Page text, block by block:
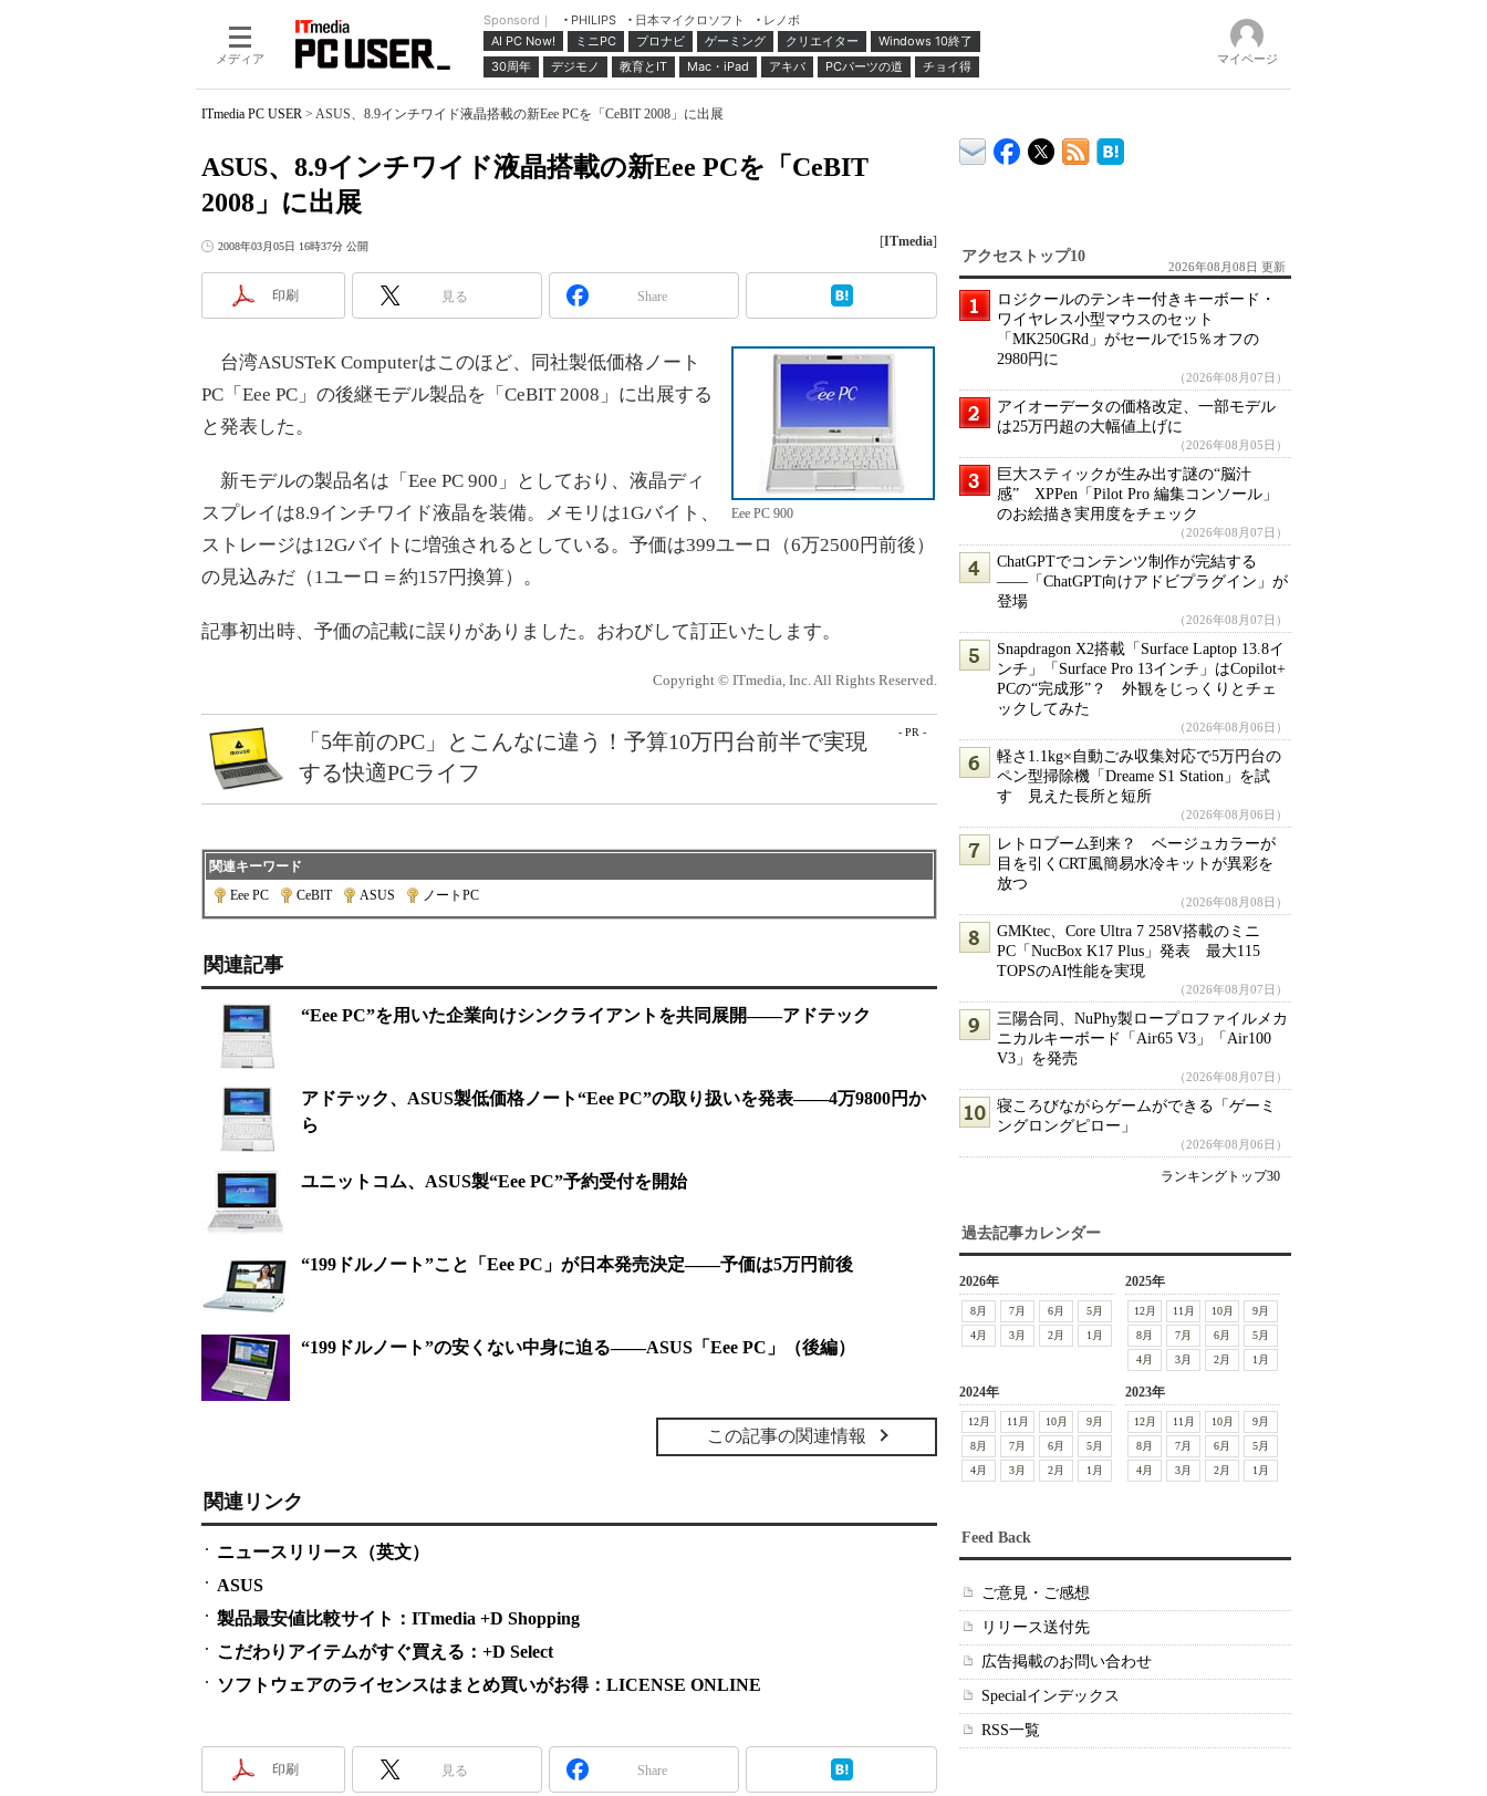
メディア
Sponsord｜ PHILIPS 日本マイクロソフト
レノボ
AI PC Now!
ミニPC プロナビ ゲーミング クリエイター
Windows 10終了
30周年
デジモノ 教育とIT Mac・iPad アキバ PCパーツの道 チョイ得 マイページ
ITmedia PC USER > ASUS、8.9インチワイド液晶搭載の新Eee PCを「CeBIT 2008」に出展
ASUS、8.9インチワイド液晶搭載の新Eee PCを「CeBIT
2008」に出展
2008年03月05日 16時37分 公開 [ITmedia]
印刷 見る Share
Eee PC 900
台湾ASUSTeK Computerはこのほど、同社製低価格ノート
PC「Eee PC」の後継モデル製品を「CeBIT 2008」に出展する
と発表した。
新モデルの製品名は「Eee PC 900」としており、液晶ディ
スプレイは8.9インチワイド液晶を装備。メモリは1Gバイト、
ストレージは12Gバイトに増強されるとしている。予価は399ユーロ（6万2500円前後）
の見込みだ（1ユーロ＝約157円換算）。
記事初出時、予価の記載に誤りがありました。おわびして訂正いたします。
Copyright © ITmedia, Inc. All Rights Reserved.
- PR -
「5年前のPC」とこんなに違う！予算10万円台前半で実現
する快適PCライフ
関連キーワード
Eee PC
CeBIT| ASUS ノートPC
関連記事
“Eee PC”を用いた企業向けシンクライアントを共同展開――アドテック
アドテック、ASUS製低価格ノート“Eee PC”の取り扱いを発表――4万9800円か
ら
ユニットコム、ASUS製“Eee PC”予約受付を開始
“199ドルノート”こと「Eee PC」が日本発売決定――予価は5万円前後
“199ドルノート”の安くない中身に迫る――ASUS「Eee PC」（後編）
この記事の関連情報
関連リンク
ニュースリリース（英文）
ASUS
製品最安値比較サイト：ITmedia +D Shopping
こだわりアイテムがすぐ買える：+D Select
ソフトウェアのライセンスはまとめ買いがお得：LICENSE ONLINE
印刷 見る Share
アクセストップ10
2026年08月08日 更新
ロジクールのテンキー付きキーボード・
ワイヤレス小型マウスのセット
「MK250GRd」がセールで15％オフの
2980円に
（2026年08月07日）
アイオーデータの価格改定、一部モデル
は25万円超の大幅値上げに
（2026年08月05日）
巨大スティックが生み出す謎の“脳汁
感” XPPen「Pilot Pro 編集コンソール」
のお絵描き実用度をチェック
（2026年08月07日）
ChatGPTでコンテンツ制作が完結する
――「ChatGPT向けアドビプラグイン」が
登場
（2026年08月07日）
Snapdragon X2搭載「Surface Laptop 13.8イ
ンチ」「Surface Pro 13インチ」はCopilot+
PCの“完成形”？ 外観をじっくりとチェ
ックしてみた
（2026年08月06日）
軽さ1.1kg×自動ごみ収集対応で5万円台の
ペン型掃除機「Dreame S1 Station」を試
す 見えた長所と短所
（2026年08月06日）
レトロブーム到来？ ベージュカラーが
目を引くCRT風簡易水冷キットが異彩を
放つ
（2026年08月08日）
GMKtec、Core Ultra 7 258V搭載のミニ
PC「NucBox K17 Plus」発表 最大115
TOPSのAI性能を実現
（2026年08月07日）
三陽合同、NuPhy製ロープロファイルメカ
ニカルキーボード「Air65 V3」「Air100
V3」を発売
（2026年08月07日）
寝ころびながらゲームができる「ゲーミ
ングロングピロー」
（2026年08月06日）
ランキングトップ30
過去記事カレンダー
2026年
8月 7月 6月
5月
4月
3月 2月 1月
2025年
12月 11月 10月
9月
8月
7月 6月
5月
4月
3月 2月 1月
2024年
12月 11月 10月
9月
8月
7月 6月
5月
4月
3月 2月 1月
2023年
12月 11月 10月
9月
8月
7月 6月
5月
4月
3月 2月 1月
Feed Back
ご意見・ご感想
リリース送付先
広告掲載のお問い合わせ
Specialインデックス
RSS一覧